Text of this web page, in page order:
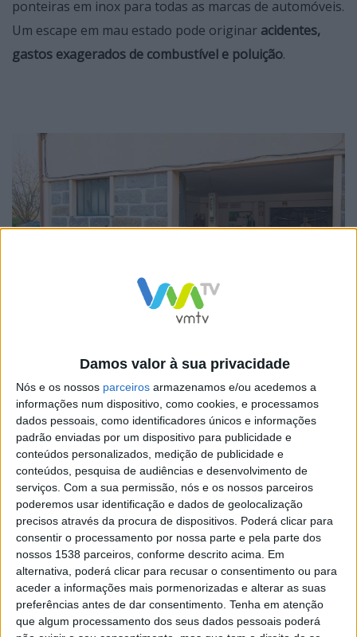
Damos valor à sua privacidade
Nós e os nossos parceiros armazenamos e/ou acedemos a
informações num dispositivo, como cookies, e processamos
dados pessoais, como identificadores únicos e informações
padrão enviadas por um dispositivo para publicidade e
conteúdos personalizados, medição de publicidade e
conteúdos, pesquisa de audiências e desenvolvimento de
serviços. Com a sua permissão, nós e os nossos parceiros
poderemos usar identificação e dados de geolocalização
precisos através da procura de dispositivos. Poderá clicar para
consentir o processamento por nossa parte e pela parte dos
nossos 1538 parceiros, conforme descrito acima. Em
alternativa, poderá clicar para recusar o consentimento ou para
aceder a informações mais pormenorizadas e alterar as suas
preferências antes de dar consentimento. Tenha em atenção
que algum processamento dos seus dados pessoais poderá
ponteiras em inox para todas as marcas de automóveis.
Um escape em mau estado pode originar acidentes,
gastos exagerados de combustível e poluição.
catalisadores em mau estado?
Acidentes– Se o escape se solta com o veículo em
andamento pode provocar um efeito catapulta e elevar
o veículo. Assim, aumenta o risco de acidente em 15%
uma vez que ao sair projetado do carro leva consigo
alguns componentes da sua fixação, que ao serem
lançados contra outros veículos se podem tornar
perigosos.
Incêndios– tubos partidos, juntas deslocadas ou